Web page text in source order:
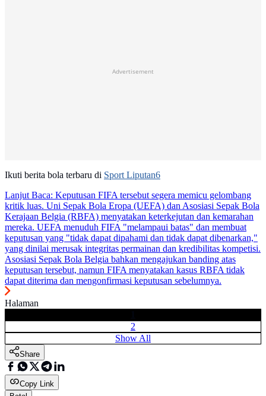
Advertisement
Ikuti berita bola terbaru di Sport Liputan6
Lanjut Baca: Keputusan FIFA tersebut segera memicu gelombang
kritik luas. Uni Sepak Bola Eropa (UEFA) dan Asosiasi Sepak Bola
Kerajaan Belgia (RBFA) menyatakan keterkejutan dan kemarahan
mereka. UEFA menuduh FIFA "melampaui batas" dan membuat
keputusan yang "tidak dapat dipahami dan tidak dapat dibenarkan,"
yang dinilai merusak integritas permainan dan kredibilitas kompetisi.
Asosiasi Sepak Bola Belgia bahkan mengajukan banding atas
keputusan tersebut, namun FIFA menyatakan kasus RBFA tidak
dapat diterima dan mengonfirmasi keputusan sebelumnya.
Halaman
2
Show All
Share
Copy Link